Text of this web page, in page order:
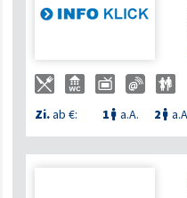
Zi.ab €: 1  a.A. 2 